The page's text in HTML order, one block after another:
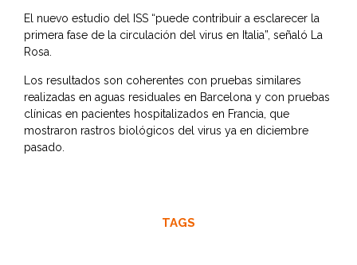
El nuevo estudio del ISS “puede contribuir a esclarecer la
primera fase de la circulación del virus en Italia”, señaló La
Rosa.
Los resultados son coherentes con pruebas similares
realizadas en aguas residuales en Barcelona y con pruebas
clínicas en pacientes hospitalizados en Francia, que
mostraron rastros biológicos del virus ya en diciembre
pasado.
TAGS